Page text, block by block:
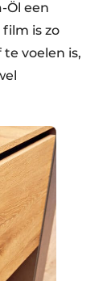
Öl een
is zo
voelen is,